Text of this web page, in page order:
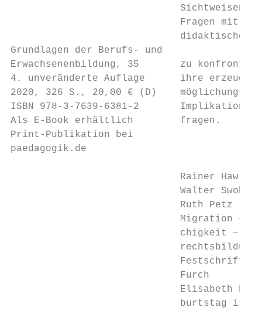
Sichtweisen
Fragen mit
didaktischen
Grundlagen der Berufs- und
Erwachsenenbildung, 35       zu
4. unveränderte Auflage      ihre
2020, 326 S., 20,00 € (D)
ISBN 978-3-7639-6381-2
Als E-Book erhältlich        fragen.
Print-Publikation bei
paedagogik.de
                             Rainer Hawlik,
Walter
Ruth Petz
Migration –
chigkeit –
                             rechtsbildung
Festschrift
                             Furch
Elisabeth
burtstag ist